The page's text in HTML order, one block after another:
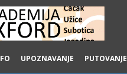
UPOZNAVANJE PUTOVANJE